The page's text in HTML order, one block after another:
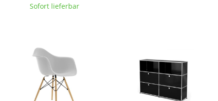
Esszimmer
Kinderzimmer
Arbeitszimmer
Diele
Sofort lieferbar